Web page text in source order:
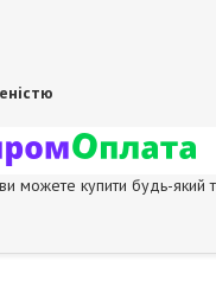
можете купити будь-який